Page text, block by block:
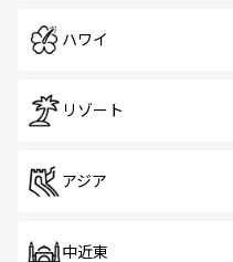
ハワイ
リゾート
アジア
中近東